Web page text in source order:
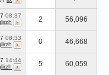
08:37
2 56,096
08:33
0 46,668
14:44
5 60,059